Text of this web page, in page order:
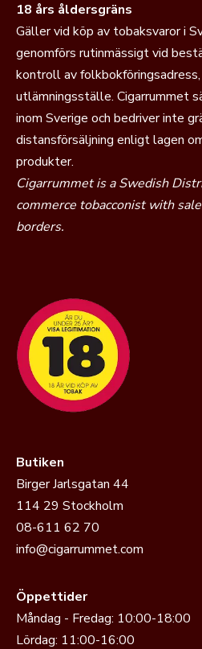
18 års åldersgräns
Gäller vid köp av tobaksvaror i
genomförs rutinmässigt vid
kontroll av
utlämningsställe. Cigarrummet
inom Sverige och bedriver inte
distansförsäljning enligt lagen
produkter.
Cigarrummet is a Swedish
commerce tobacconist with
borders.
Butiken
Birger Jarlsgatan 44
114 29 Stockholm
08-611 62 70
info@cigarrummet.com
Öppettider
Måndag - Fredag: 10:00-18:00
Lördag: 11:00-16:00